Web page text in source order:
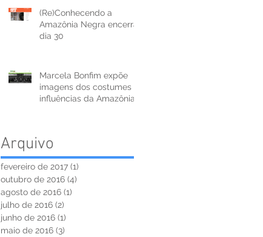
(Re)Conhecendo a
Amazônia Negra encerra
dia 30
Marcela Bonfim expõe
imagens dos costumes e
influências da Amazônia
Arquivo
fevereiro de 2017 (1)
outubro de 2016 (4)
agosto de 2016 (1)
julho de 2016 (2)
junho de 2016 (1)
maio de 2016 (3)